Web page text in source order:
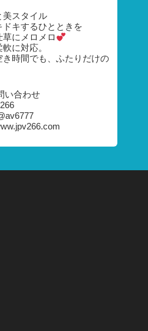
美スタイル
キするひとときを
にメロメロ
に対応。
き時間でも、ふたりだけの
い合わせ